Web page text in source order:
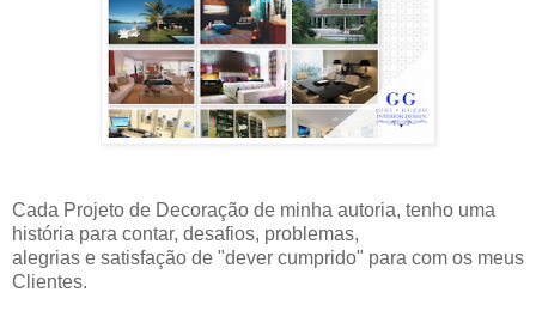
Cada Projeto de Decoração de minha autoria, tenho uma
história para contar, desafios, problemas,
alegrias e satisfação de "dever cumprido" para com os meus
Clientes.